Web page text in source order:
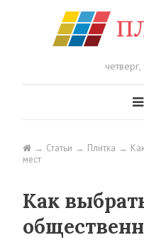
четверг,
Статьи Плитка
мест
Как